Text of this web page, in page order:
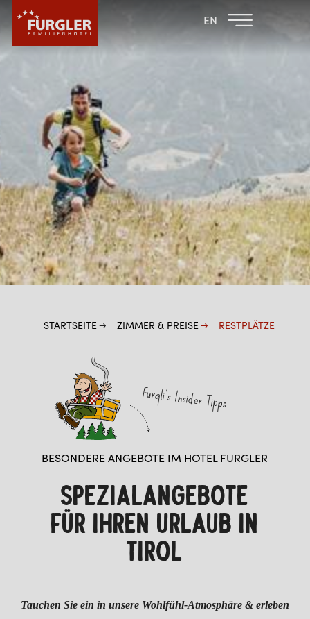
EN
ZURÜCK ZU DEN
FAMILIENHOTELS
POST
ZIMMER & PREISE
WELLNESS
STARTSEITE ZIMMER & PREISE RESTPLÄTZE
Furgli's Insider Tipps
BESONDERE ANGEBOTE IM HOTEL FURGLER
SPEZIALANGEBOTE
FÜR IHREN URLAUB IN
TIROL
Tauchen Sie ein in unsere Wohlfühl-Atmosphäre & erleben